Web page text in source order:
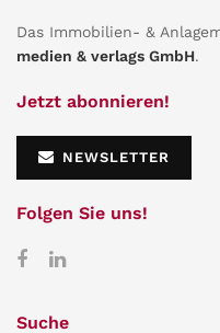
Das Immobilien- &
medien & verlags GmbH.
Jetzt abonnieren!
NEWSLETTER
Folgen Sie uns!
Suche